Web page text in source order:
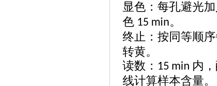
显色：每孔避光
色 15 min。
终止：按同等顺
转黄。
读数： 15 min 内
线计算样本含量。